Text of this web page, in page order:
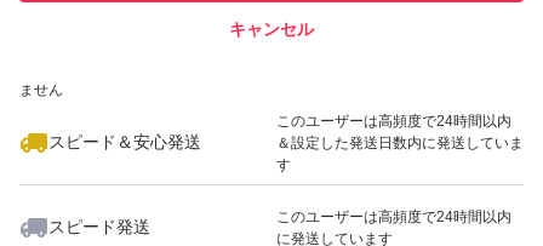
#お得
ません
スピード＆安心発送
このユーザーは高頻度で24時間以内
＆設定した発送日数内に発送していま
す
スピード発送
このユーザーは高頻度で24時間以内
に発送しています
キャンセル